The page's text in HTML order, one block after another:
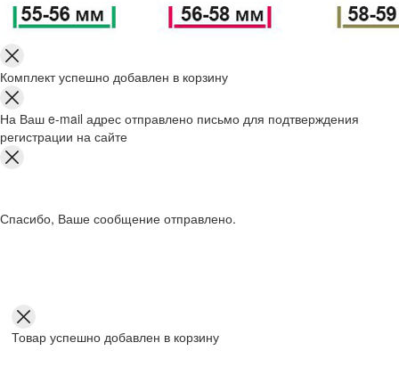
Комплект успешно добавлен в корзину
На Ваш e-mail адрес отправлено письмо для подтверждения
регистрации на сайте
Спасибо, Ваше сообщение отправлено.
Товар успешно добавлен в корзину